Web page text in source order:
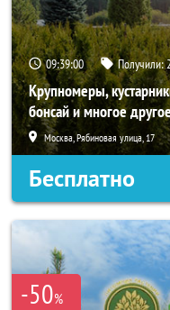
09:38:58 Получили:
Крупномеры,
бонсай и многое
Москва, Рябиновая улица, 17
Бесплатно
-50%